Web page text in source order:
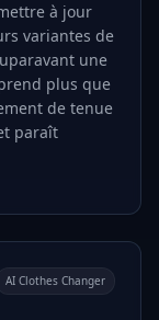
à jour
variantes de
une
plus que
de tenue
paraît
AI Clothes Changer